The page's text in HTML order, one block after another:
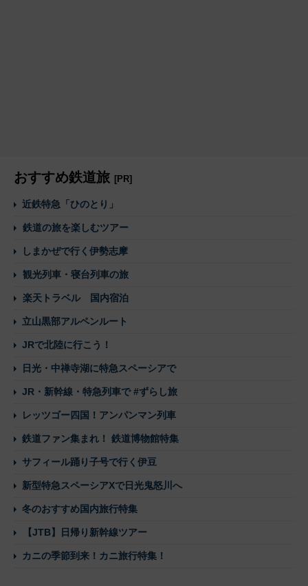
おすすめ鉄道旅 [PR]
近鉄特急「ひのとり」
鉄道の旅を楽しむツアー
しまかぜで行く伊勢志摩
観光列車・寝台列車の旅
楽天トラベル 国内宿泊
立山黒部アルペンルート
JRで北陸に行こう！
日光・中禅寺湖に特急スペーシアで
JR・新幹線・特急列車で #ずらし旅
レッツゴー四国！アンパンマン列車
鉄道ファン集まれ！ 鉄道博物館特集
サフィール踊り子号で行く伊豆
新型特急スペーシアXで日光鬼怒川へ
冬のおすすめ国内旅行特集
【JTB】日帰り新幹線ツアー
カニの季節到来！カニ旅行特集！